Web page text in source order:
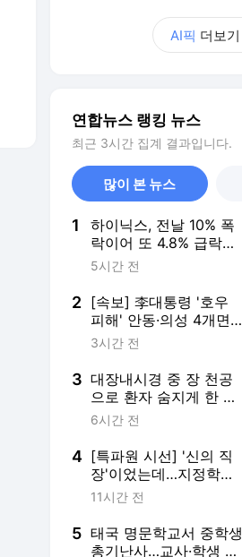
AI픽 더보기
연합뉴스 랭킹 뉴스
최근 3시간 집계 결과입니다.
많이 본 뉴스
1
하이닉스, 전날 10% 폭
락이어 또 4.8% 급락…
삼전 0.2%↑(종합)
5시간 전
2 [속보] 李대통령 '호우
피해' 안동·의성 4개면
특별재난지역 선포
3시간 전
3 대장내시경 중 장 천공
으로 환자 숨지게 한 의
사 2심도 집행유예
6시간 전
4 [특파원 시선] '신의 직
장'이었는데…지정학적
격변에 몸살앓는 EU집
11시간 전
5 태국 명문학교서 중학생
총기난사…교사·학생 등